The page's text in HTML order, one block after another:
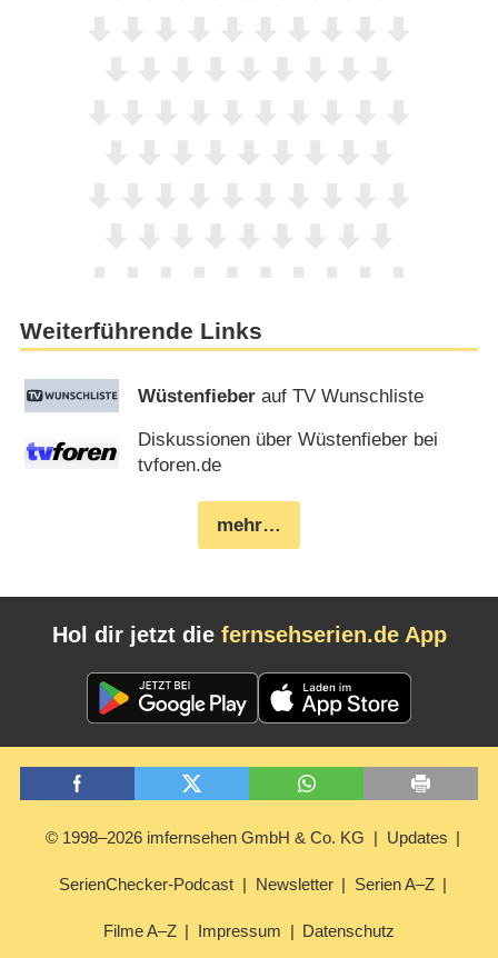
Weiterführende Links
Wüstenfieber auf TV Wunschliste
Diskussionen über Wüstenfieber bei
tvforen.de
mehr…
Hol dir jetzt die fernsehserien.de App
© 1998–2026 imfernsehen GmbH & Co. KG Updates
SerienChecker-Podcast Newsletter Serien A–Z
Filme A–Z Impressum Datenschutz